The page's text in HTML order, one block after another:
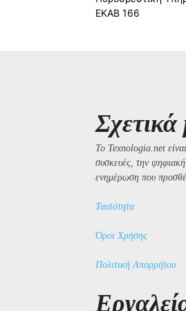
ΕΚΑΒ 166
Το Texnologia.net
συσκευές, την
ενημέρωση που
Ταυτότητα
Όροι Χρήσης
Πολιτική Απορρήτου